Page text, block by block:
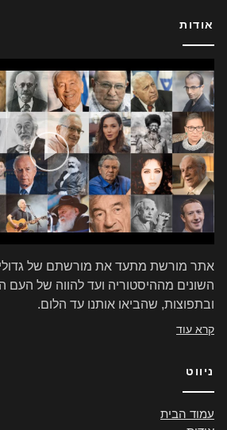
אודות
אתר מורשת מתעד את מורשתם של
השונים מההיסטוריה ועד להווה של העם
ובתפוצות, שהביאו אותנו עד הלום.
קרא עוד
ניווט
עמוד הבית